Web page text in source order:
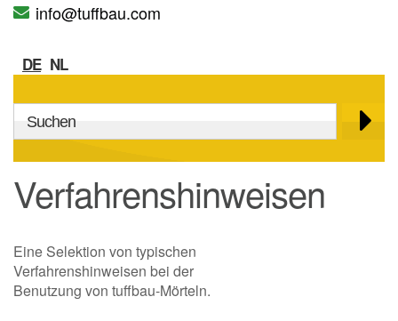
info@tuffbau.com
DE NL
Technisch / Spezifikation
Technische Informationen
Verfahrenbeschreibung
CO2 -Arme Bauweise
Leistungserklärung (DoP)
MSDS
Verfahrenshinweisen
Eine Selektion von typischen
Verfahrenshinweisen bei der
Benutzung von tuffbau-Mörteln.